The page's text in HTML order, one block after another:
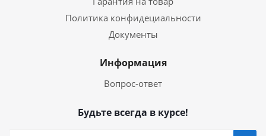
Политика конфидециальности
Документы
Информация
Вопрос-ответ
Будьте всегда в курсе!